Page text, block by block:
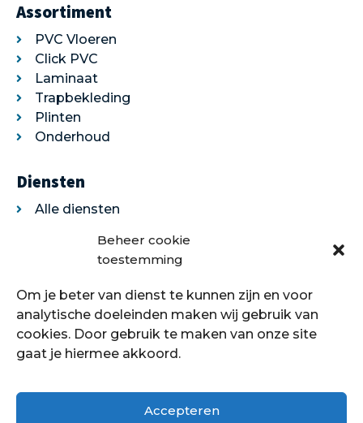
Beheer cookie
toestemming
Om je beter van dienst te kunnen zijn en voor
analytische doeleinden maken wij gebruik van
cookies. Door gebruik te maken van onze site
gaat je hiermee akkoord.
Accepteren
Assortiment
PVC Vloeren
Click PVC
Laminaat
Trapbekleding
Plinten
Onderhoud
Diensten
Alle diensten
Egaliseren
Traprenovatie
Over ons
Over ons
Showroom
Offerte aanvragen